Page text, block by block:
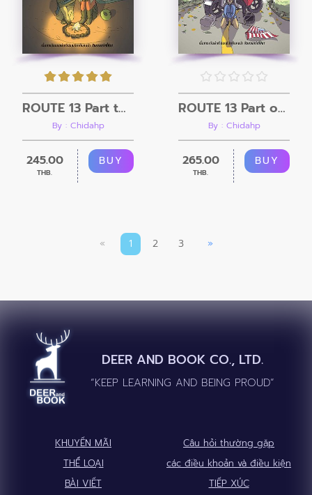
ROUTE 13 Part two
By : Chidahp
245.00
THB.
BUY
ROUTE 13 Part one
By : Chidahp
265.00
THB.
BUY
« 1 2 3 »
DEER AND BOOK CO., LTD.
“KEEP LEARNING AND BEING PROUD”
KHUYẾN MÃI
Câu hỏi thường gặp
THỂ LOẠI
các điều khoản và điều kiện
BÀI VIẾT
TIẾP XÚC